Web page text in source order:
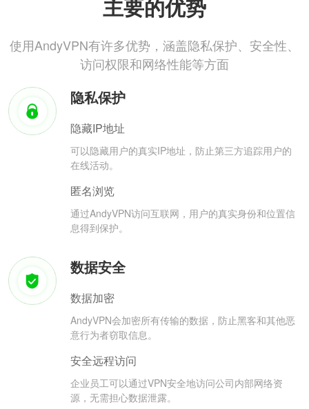
主要的优势
使用AndyVPN有许多优势，涵盖隐私保护、安全性、
访问权限和网络性能等方面
隐私保护
隐藏IP地址
可以隐藏用户的真实IP地址，防止第三方追踪用户的
在线活动。
匿名浏览
通过AndyVPN访问互联网，用户的真实身份和位置信
息得到保护。
数据安全
数据加密
AndyVPN会加密所有传输的数据，防止黑客和其他恶
意行为者窃取信息。
安全远程访问
企业员工可以通过VPN安全地访问公司内部网络资
源，无需担心数据泄露。